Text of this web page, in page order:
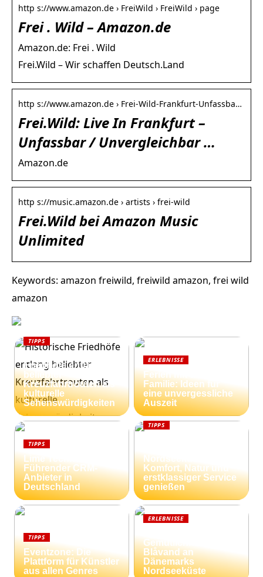
http s://www.amazon.de › FreiWild › FreiWild › page
Frei . Wild – Amazon.de
Amazon.de: Frei . Wild
Frei.Wild – Wir schaffen Deutsch.Land
http s://www.amazon.de › Frei-Wild-Frankfurt-Unfassba…
Frei.Wild: Live In Frankfurt –
Unfassbar / Unvergleichbar …
Amazon.de
http s://music.amazon.de › artists › frei-wild
Frei.Wild bei Amazon Music
Unlimited
Keywords: amazon freiwild, freiwild amazon, frei wild
amazon
TIPPS
Friedhöfe entlang
beliebter
Kreuzfahrtrouten als
kulturelle
Sehenswürdigkeiten
ERLEBNISSE
Ferien mit der
Familie: Ideen für
eine unvergessliche
Auszeit
TIPPS
Lime Technologies:
Führender CRM-
Anbieter in
Deutschland
TIPPS
Nordseeküste:
Komfort, Natur und
erstklassiger Service
genießen
TIPPS
Eventzone: Die
Plattform für Künstler
aus allen Genres
ERLEBNISSE
Gemütlichkeit:
Blåvand an
Dänemarks
Nordseeküste